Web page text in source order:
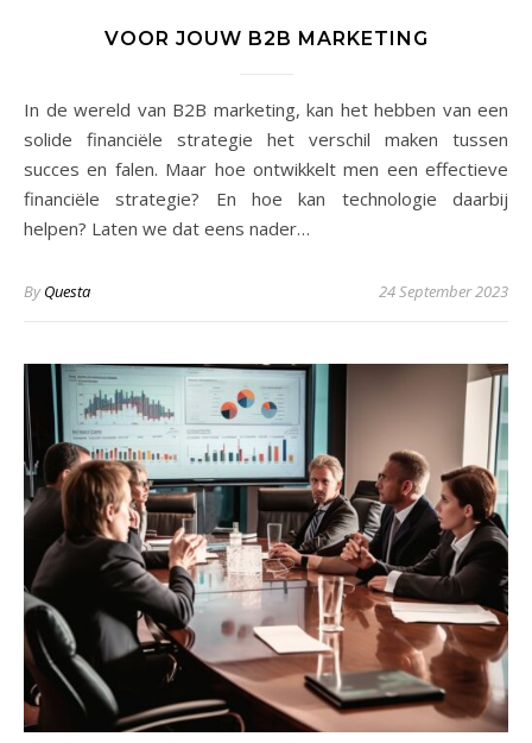
VOOR JOUW B2B MARKETING
In de wereld van B2B marketing, kan het hebben van een
solide financiële strategie het verschil maken tussen
succes en falen. Maar hoe ontwikkelt men een effectieve
financiële strategie? En hoe kan technologie daarbij
helpen? Laten we dat eens nader…
ByQuesta 24 September 2023